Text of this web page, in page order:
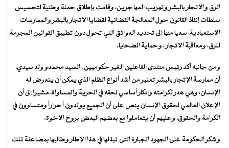
الرق والاتجار بالبشر وتهريب المهاجرين، وقامت بإطلاق حملة وطنية لتحسيس
سلطات إنفاذ القانون حول المعالجة القضائية لقضايا الاتجار بالبشر والممارسات
الاستعبادية، سعيا منها إلى تحديد العوائق التي تحول دون تطبيق القوانين المجرمة
للرق، ومعاقبة الاتجار ، وحماية الضحايا.
ومن جانبه أكد رئيس منتدى الفاعلين الغير حكوميين ، السيد محمدو ولد سيدي،
أن ممارسة الإتجار بالبشر تعتبر من أشد أنواع الظلم الذي يمكن أن يتعرض له
الإنسان، وهي هدر لكرامته وإنكار أساسي لحقه في الحرية والمساواة، مشيرا إلى أن
الإعلان العالمي لحقوق الإنسان ينص على أن الجميع يولدون أحراراً ومتساوون في
الكرامة والحقوق، وعليهم أن يتعاملوا مع بعضهم البعض بروح الاخوة.
وشكر الحكومة على الجهود الجبارة التى تبذلها في هذا الإطار وطالبها بمضاعفة تلك